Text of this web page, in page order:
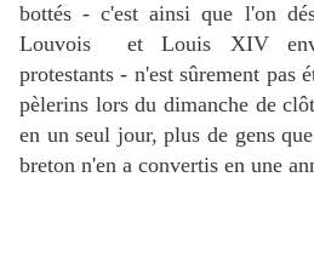
bottés - c'est ainsi que l'on
Louvois et Louis XIV
protestants - n'est sûrement pas
pèlerins lors du dimanche de
en un seul jour, plus de gens
breton n'en a convertis en une